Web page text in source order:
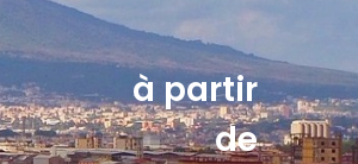
à partir
de